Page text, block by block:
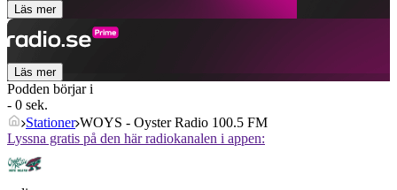
Läs mer
Läs mer
Podden börjar i
- 0 sek.
Stationer WOYS - Oyster Radio 100.5 FM
Lyssna gratis på den här radiokanalen i appen: